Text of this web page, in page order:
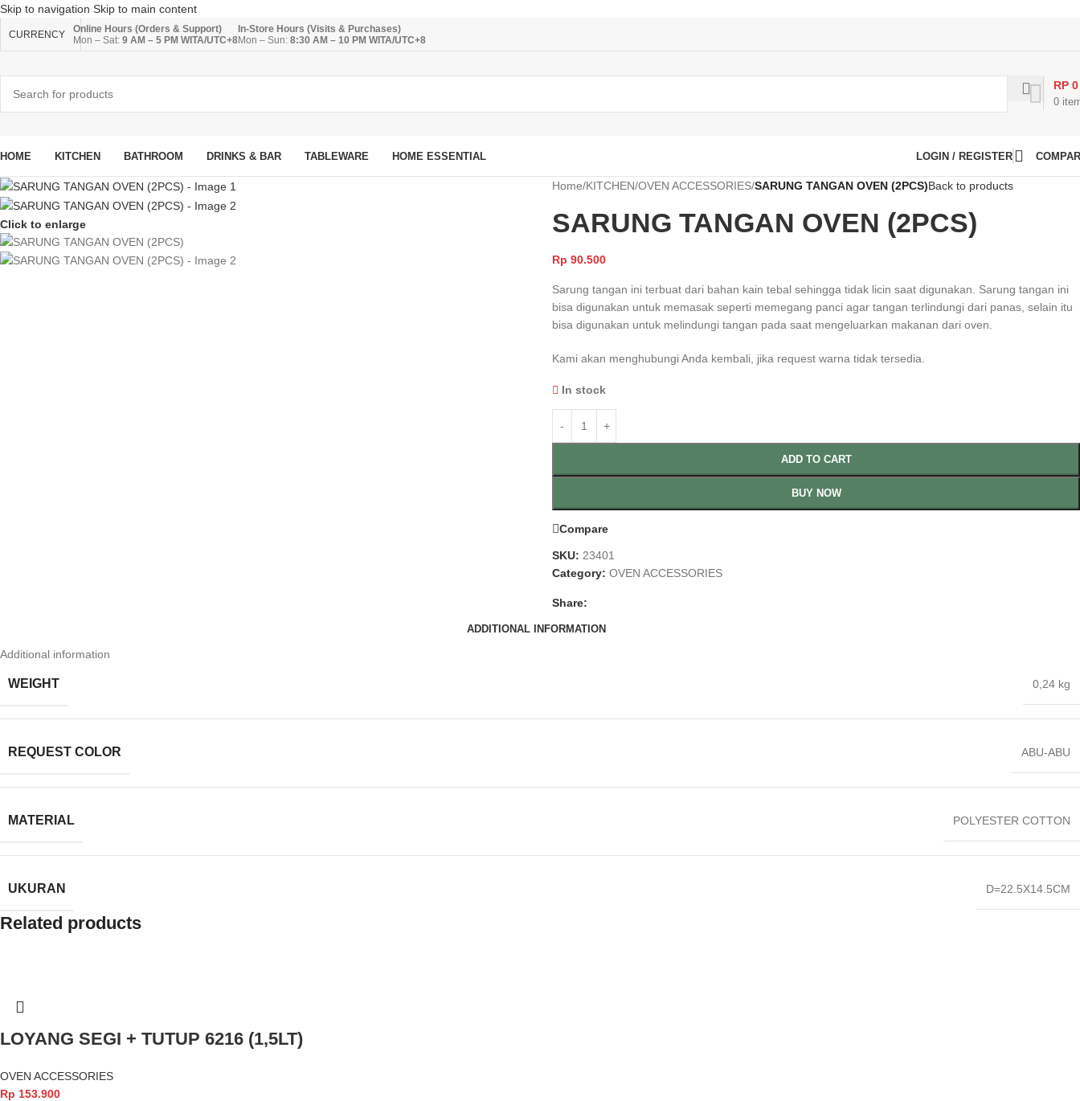
Skip to navigation Skip to main content
CURRENCY
Online Hours (Orders & Support)
Mon – Sat: 9 AM – 5 PM WITA/UTC+8
In-Store Hours (Visits & Purchases)
Mon – Sun: 8:30 AM – 10 PM WITA/UTC+8
0
RP 0
HOME KITCHEN BATHROOM DRINKS & BAR TABLEWARE HOME ESSENTIAL LOGIN / REGISTER
Click to enlarge
Home/KITCHEN/OVEN ACCESSORIES/SARUNG TANGAN OVEN (2PCS)Back to products
SARUNG TANGAN OVEN (2PCS)
Rp 90.500
Sarung tangan ini terbuat dari bahan kain tebal sehingga tidak licin saat digunakan. Sarung tangan ini
bisa digunakan untuk memasak seperti memegang panci agar tangan terlindungi dari panas, selain itu
bisa digunakan untuk melindungi tangan pada saat mengeluarkan makanan dari oven.
Kami akan menghubungi Anda kembali, jika request warna tidak tersedia.
In stock
ADD TO CART
BUY NOW
Compare
SKU: 23401
Category: OVEN ACCESSORIES
Share:
ADDITIONAL INFORMATION
Additional information
WEIGHT 0,24 kg
REQUEST COLOR ABU-ABU
MATERIAL POLYESTER COTTON
UKURAN D=22.5X14.5CM
Related products
LOYANG SEGI + TUTUP 6216 (1,5LT)
OVEN ACCESSORIES
Rp 153.900